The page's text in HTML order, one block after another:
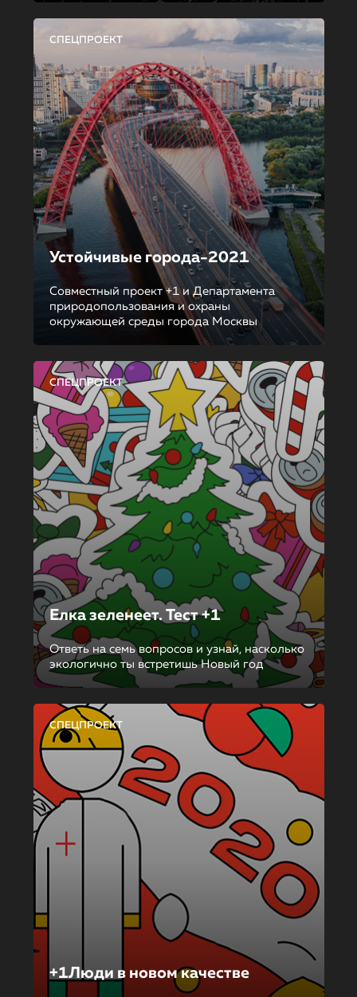
СПЕЦПРОЕКТ
Устойчивые города-2021
Совместный проект +1 и Департамента
природопользования и охраны
окружающей среды города Москвы
СПЕЦПРОЕКТ
Елка зеленеет. Тест +1
Ответь на семь вопросов и узнай, насколько
экологично ты встретишь Новый год
СПЕЦПРОЕКТ
+1Люди в новом качестве